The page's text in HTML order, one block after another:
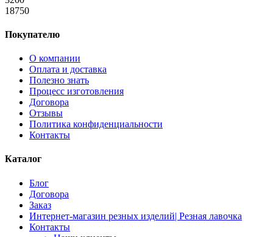
18750
Покупателю
О компании
Оплата и доставка
Полезно знать
Процесс изготовления
Договора
Отзывы
Политика конфиденциальности
Контакты
Каталог
Блог
Договора
Заказ
Интернет-магазин резных изделий| Резная лавочка
Контакты